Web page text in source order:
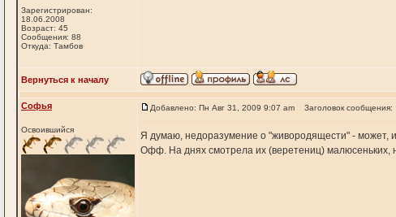
Зарегистрирован:
18.06.2008
Возраст: 45
Сообщения: 88
Откуда: Тамбов
Вернуться к началу
Софья
Освоившийся
Добавлено: Пн Авг 31, 2009 9:07 am Заголовок сообщения:
Я думаю, недоразумение о "живородящести" - может,
Офф. На днях смотрела их (веретениц) малюсеньких,